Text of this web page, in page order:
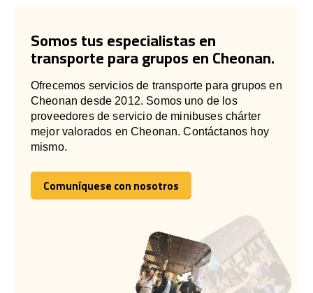
Somos tus especialistas en
transporte para grupos en Cheonan.
Ofrecemos servicios de transporte para grupos en
Cheonan desde 2012. Somos uno de los
proveedores de servicio de minibuses chárter
mejor valorados en Cheonan. Contáctanos hoy
mismo.
Comuníquese con nosotros
Comuníquese con nosotros